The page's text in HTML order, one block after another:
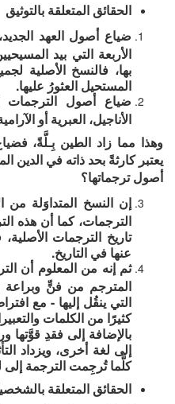
الحقائق المتعلقة بالتوثيق
ضياع أصول العهد
الأربعة التي بيد
بها، فالنسخ الأصلية
المستحيل العثورُ عليها.
ضياع أصول الترجمات
الأناجيل، العبرية أو
وهذا مما زاد الطين بِـلَّةً،
يعتبر كارثةً بحد ذاته في
أصول ترجماتها؟
إن النسخ المتداوَلة من
الترجمات، كما أن هذه
تاريخ الترجمات
عنها في التاريخ.
ثم إنه من المعلوم أن
المترجم من فنٍّ وبراعة
التي ينقُل إليها - مع
كثيرًا من الكلمات
بالإضافة إلى فقدِ قوَّتها
إلى لغة أخرى، ويزداد
كلَّما تُرجِمت الترجمة
الحقائق المتعلقة